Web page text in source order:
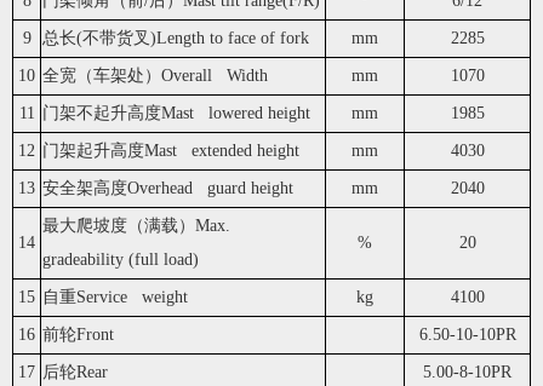
9 总长(不带货叉)Length to face of fork mm 2285
10 全宽（车架处）Overall Width mm 1070
11 门架不起升高度Mast lowered height mm 1985
12 门架起升高度Mast extended height mm 4030
13 安全架高度Overhead guard height mm 2040
14
最大爬坡度（满载）Max.
gradeability (full load)
% 20
15 自重Service weight kg 4100
16 前轮Front 6.50-10-10PR
17 后轮Rear 5.00-8-10PR